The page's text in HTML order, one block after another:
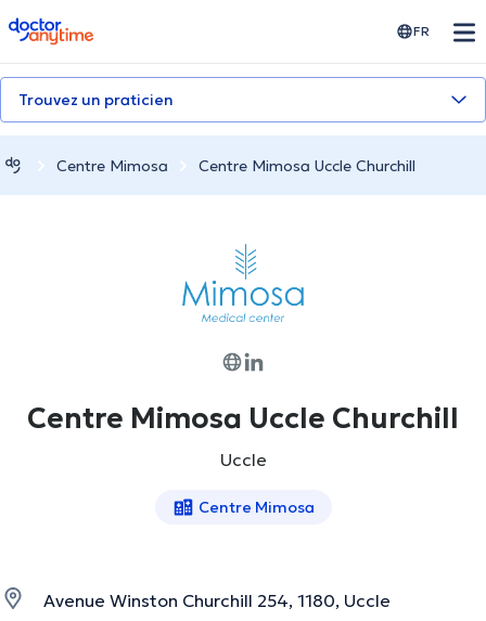
doctoranytime FR
Trouvez un praticien
Centre Mimosa Centre Mimosa Uccle Churchill
Centre Mimosa Uccle Churchill
Uccle
Centre Mimosa
Avenue Winston Churchill 254, 1180, Uccle